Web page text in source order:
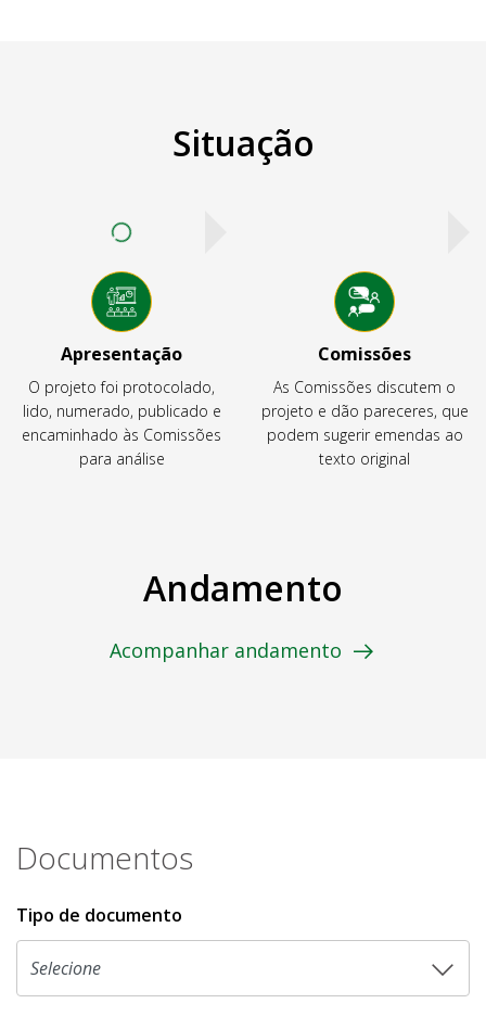
Situação
Apresentação
O projeto foi protocolado,
lido, numerado, publicado e
encaminhado às Comissões
para análise
Comissões
As Comissões discutem o
projeto e dão pareceres, que
podem sugerir emendas ao
texto original
Andamento
Acompanhar andamento
Documentos
Tipo de documento